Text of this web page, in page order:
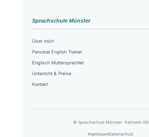
Sprachschule Münster
Über mich
Personal English Trainer
Englisch Muttersprachler
Unterricht & Preise
Kontakt
© Sprachschule Münster · Kenneth Gill
ImpressumDatenschutz